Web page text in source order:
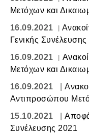
Μετόχων και
16.09.2021 |
Γενικής
16.09.2021 |
Μετόχων και
16.09.2021 |
Αντιπροσώπου
15.10.2021 |
Συνέλευσης 2021